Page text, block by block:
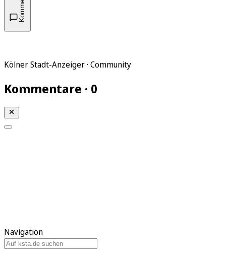
Kölner Stadt-Anzeiger · Community
Kommentare · 0
Navigation